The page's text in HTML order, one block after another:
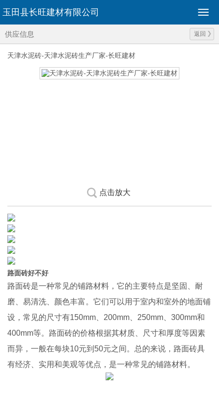
玉田县长旺建材有限公司
供应信息 返回
天津水泥砖-天津水泥砖生产厂家-长旺建材
点击放大
路面砖好不好
路面砖是一种常见的铺路材料，它的主要特点是坚固、耐
磨、易清洗、颜色丰富。它们可以用于室内和室外的地面铺
设，常见的尺寸有150mm、200mm、250mm、300mm和
400mm等。路面砖的价格根据其材质、尺寸和厚度等因素
而异，一般在每块10元到50元之间。总的来说，路面砖具
有经济、实用和美观等优点，是一种常见的铺路材料。